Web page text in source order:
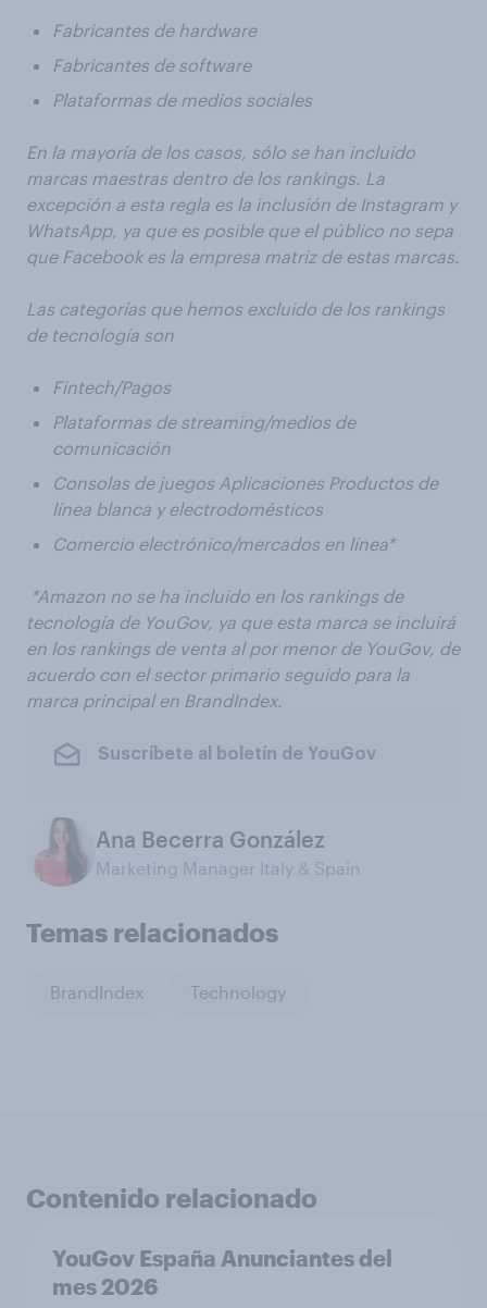
Fabricantes de hardware
Fabricantes de software
Plataformas de medios sociales
En la mayoría de los casos, sólo se han incluido
marcas maestras dentro de los rankings. La
excepción a esta regla es la inclusión de Instagram y
WhatsApp, ya que es posible que el público no sepa
que Facebook es la empresa matriz de estas marcas.
Las categorías que hemos excluido de los rankings
de tecnología son
Fintech/Pagos
Plataformas de streaming/medios de
comunicación
Consolas de juegos Aplicaciones Productos de
línea blanca y electrodomésticos
Comercio electrónico/mercados en línea*
​ *Amazon no se ha incluido en los rankings de
tecnología de YouGov, ya que esta marca se incluirá
en los rankings de venta al por menor de YouGov, de
acuerdo con el sector primario seguido para la
marca principal en BrandIndex.
Suscríbete al boletín de YouGov
Ana Becerra González
Marketing Manager Italy & Spain
Temas relacionados
BrandIndex Technology
Contenido relacionado
YouGov España Anunciantes del
mes 2026